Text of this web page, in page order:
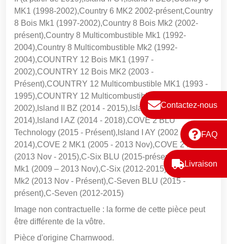
Contactez-nous
FAQ
Livraison
MK1 (1998-2002),Country 6 MK2 2002-présent,Country
8 Bois Mk1 (1997-2002),Country 8 Bois Mk2 (2002-
présent),Country 8 Multicombustible Mk1 (1992-
2004),Country 8 Multicombustible Mk2 (1992-
2004),COUNTRY 12 Bois MK1 (1997 -
2002),COUNTRY 12 Bois MK2 (2003 -
Présent),COUNTRY 12 Multicombustible MK1 (1993 -
1995),COUNTRY 12 Multicombustible MK2 (1995 -
2002),Island II BZ (2014 - 2015),Island II BY (2002 -
2014),Island I AZ (2014 - 2018),COVE 2 BLU
Technology (2015 - Présent),Island I AY (2002 -
2014),COVE 2 MK1 (2005 - 2013 Nov),COVE 2 MK2
(2013 Nov - 2015),C-Six BLU (2015-présent),COVE 2B
Mk1 (2009 – 2013 Nov),C-Six (2012-2015),COVE 2B
Mk2 (2013 Nov - Présent),C-Seven BLU (2015 -
présent),C-Seven (2012-2015)
Image non contractuelle : la forme de cette pièce peut
être différente de la vôtre.
Pièce d'origine Charnwood.